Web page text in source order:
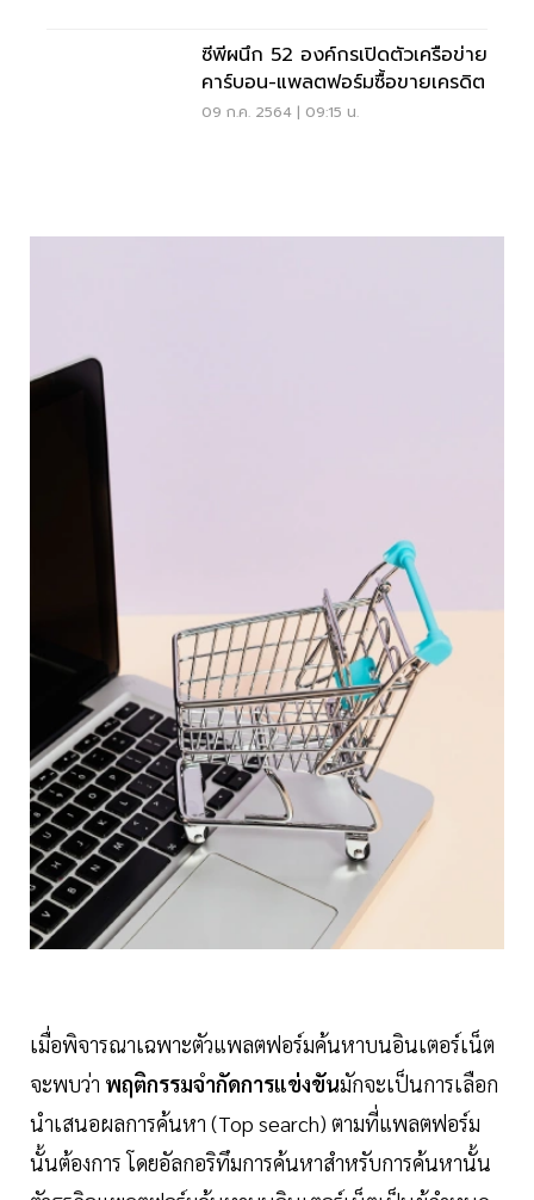
ซีพีผนึก 52 องค์กรเปิดตัวเครือข่าย
คาร์บอน-แพลตฟอร์มซื้อขายเครดิต
09 ก.ค. 2564 | 09:15 น.
เมื่อพิจารณาเฉพาะตัวแพลตฟอร์มค้นหาบนอินเตอร์เน็ต
จะพบว่า พฤติกรรมจำกัดการแข่งขันมักจะเป็นการเลือก
นำเสนอผลการค้นหา (Top search) ตามที่แพลตฟอร์ม
นั้นต้องการ โดยอัลกอริทึมการค้นหาสำหรับการค้นหานั้น